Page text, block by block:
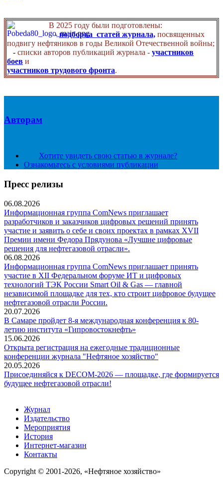
В 2025 году были подготовлены:
- подборка статей журнала, посвященных
подвигу нефтяников в годы Великой Отечественной войны;
- списки авторов публикаций журнала - участников
боев и
участников трудового фронта.
Авторам
Хотите увидеть свою статью в журнале?
Ознакомьтесь с условиями публикации
Пресс релизы
06.08.2026
Информационная группа ComNews приглашает
разработчиков и заказчиков цифровых решений принять
участие и заявить о себе и своих проектах в рамках XVII
Премии имени Федора Прядунова «Лучшие цифровые
решения для нефтегазовой отрасли».
06.08.2026
Информационная группа ComNews приглашает принять
участие в XII Федеральном форуме ИТ и цифровых
технологий ТЭК России Smart Oil & Gas — главной
независимой площадке для тех, кто строит цифровое будущее
нефтегазовой отрасли России.
20.07.2026
В Самаре пройдет 8-я международная конференция к 80-
летию института «Гипровостокнефть»
15.06.2026
Открыта регистрация на ежегодные традиционные
конференции журнала "Нефтяное хозяйство"
20.05.2026
Присоединяйся к DECOM-2026 — площадке, где формируется
будущее нефтегазовой отрасли!
Журнал
Издательство
Мероприятия
История
Интернет-магазин
Контакты
Copyright © 2001-2026, «Нефтяное хозяйство»